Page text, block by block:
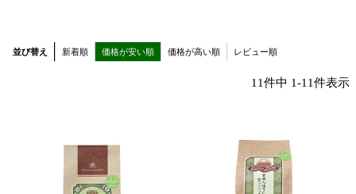
並び替え 新着順 価格が安い順 価格が高い順 レビュー順
11件中 1-11件表示